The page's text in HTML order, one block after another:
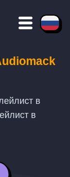
в
в